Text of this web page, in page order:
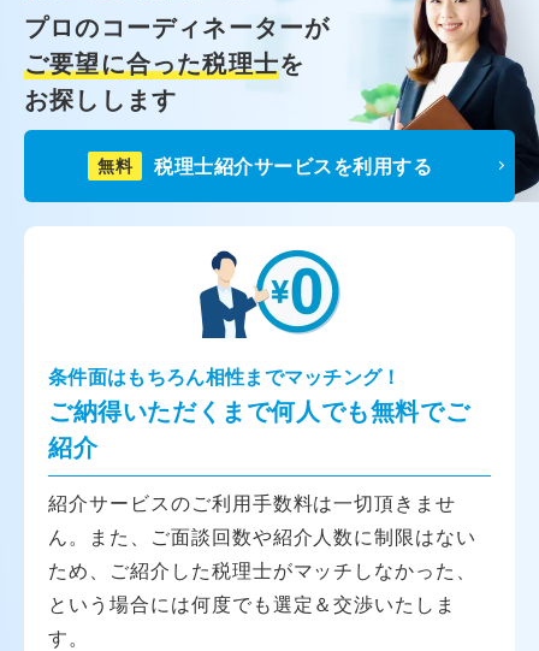
プロのコーディネーターが
ご要望に合った税理士を
お探しします
無料 税理士紹介サービスを利用する
条件面はもちろん相性までマッチング！
ご納得いただくまで何人でも無料でご
紹介
紹介サービスのご利用手数料は一切頂きませ
ん。また、ご面談回数や紹介人数に制限はない
ため、ご紹介した税理士がマッチしなかった、
という場合には何度でも選定＆交渉いたしま
す。